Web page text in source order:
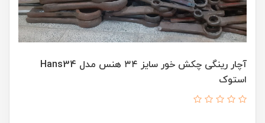
آچار رینگی چکش خور سایز ۳۴ هنس مدل Hans34
استوک